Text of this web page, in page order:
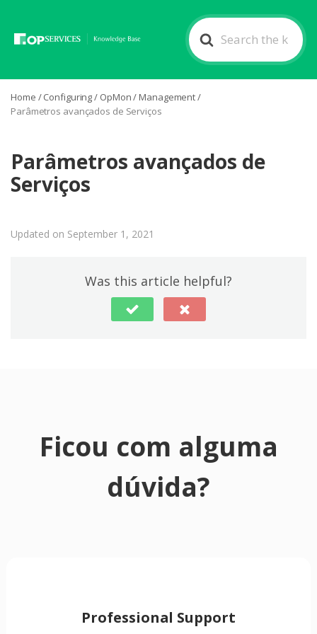
Search
For
Home /Configuring/ OpMon/ Management/
Parâmetros avançados de Serviços
Parâmetros avançados de
Serviços
Updated on September 1, 2021
Was this article helpful?
Ficou com alguma
dúvida?
Professional Support